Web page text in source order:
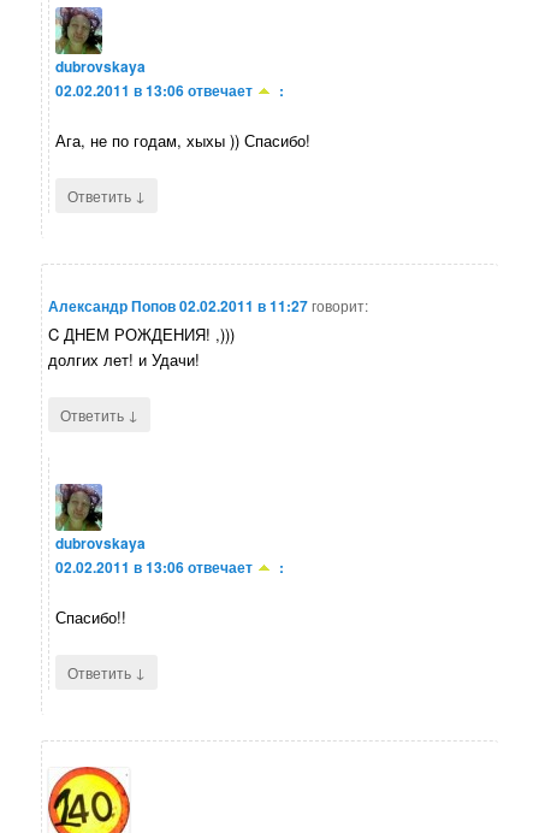
dubrovskaya
02.02.2011 в 13:06отвечает :
Ага, не по годам, хыхы )) Спасибо!
Ответить ↓
Александр Попов02.02.2011 в 11:27говорит:
C ДНЕМ РОЖДЕНИЯ! ,)))
долгих лет! и Удачи!
Ответить ↓
dubrovskaya
02.02.2011 в 13:06отвечает :
Спасибо!!
Ответить ↓